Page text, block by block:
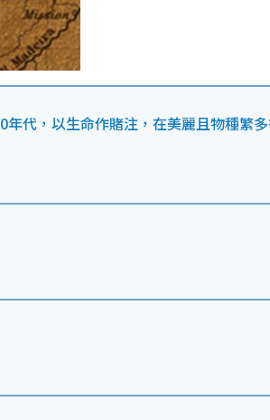
代，以生命作賭注，在美麗且物種繁